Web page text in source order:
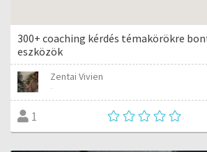
300+ coaching kérdés témakörökre
eszközök
Zentai Vivien
-
1